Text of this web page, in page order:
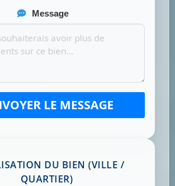
Message
LE MESSAGE
DU BIEN (VILLE /
QUARTIER)